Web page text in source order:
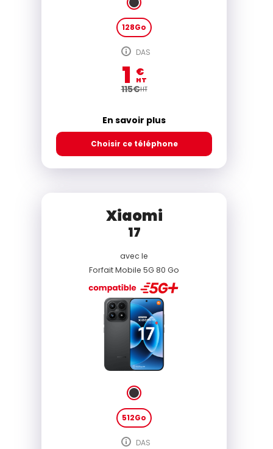
128Go
DAS
1 €
HT
115€HT
En savoir plus
Choisir ce téléphone
Xiaomi
17
avec le
Forfait Mobile 5G 80 Go
512Go
DAS